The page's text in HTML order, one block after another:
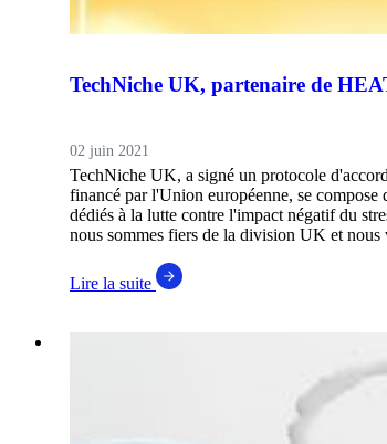
TechNiche UK, partenaire de
02 juin 2021
TechNiche UK, a signé un protocole
financé par l'Union européenne, se compose
dédiés à la lutte contre l'impact négatif du
nous sommes fiers de la division UK et
Lire la suite